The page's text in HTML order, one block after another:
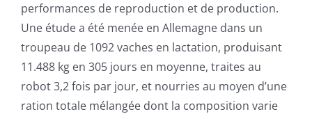
performances de reproduction et de production.
Une étude a été menée en Allemagne dans un
troupeau de 1092 vaches en lactation, produisant
11.488 kg en 305 jours en moyenne, traites au
robot 3,2 fois par jour, et nourries au moyen d’une
ration totale mélangée dont la composition varie